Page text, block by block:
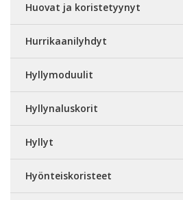
Huovat ja koristetyynyt
Hurrikaanilyhdyt
Hyllymoduulit
Hyllynaluskorit
Hyllyt
Hyönteiskoristeet